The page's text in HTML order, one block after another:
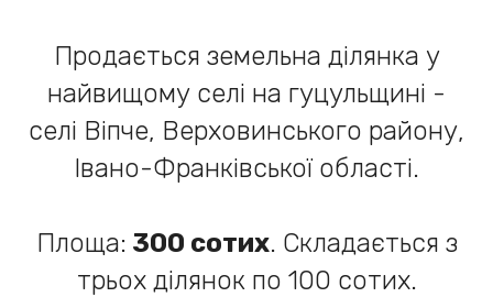
Продається земельна ділянка у
найвищому селі на гуцульщині -
селі Віпче, Верховинського району,
Івано-Франківської області.
Площа: 300 сотих. Складається з
трьох ділянок по 100 сотих.